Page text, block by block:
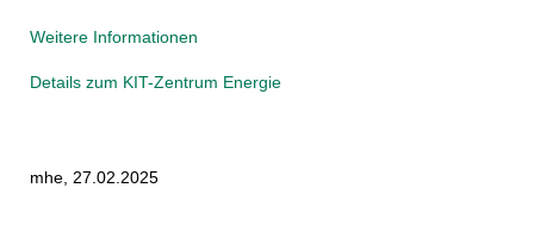
Weitere Informationen
Details zum KIT-Zentrum Energie
mhe, 27.02.2025